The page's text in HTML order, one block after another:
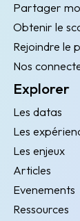
Partager
Obtenir le
Rejoindre le
Nos
Explorer
Les datas
Les
Les enjeux
Articles
Evenements
Ressources